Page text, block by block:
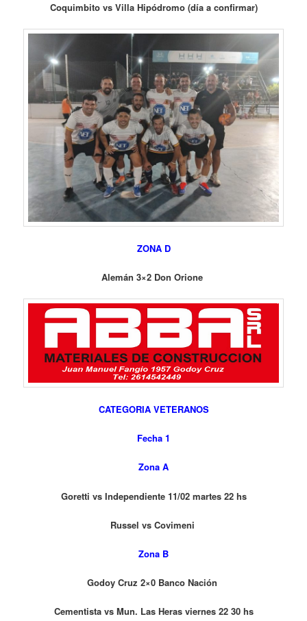
Coquimbito vs Villa Hipódromo (día a confirmar)
ZONA D
Alemán 3×2 Don Orione
CATEGORIA VETERANOS
Fecha 1
Zona A
Goretti vs Independiente 11/02 martes 22 hs
Russel vs Covimeni
Zona B
Godoy Cruz 2×0 Banco Nación
Cementista vs Mun. Las Heras viernes 22 30 hs